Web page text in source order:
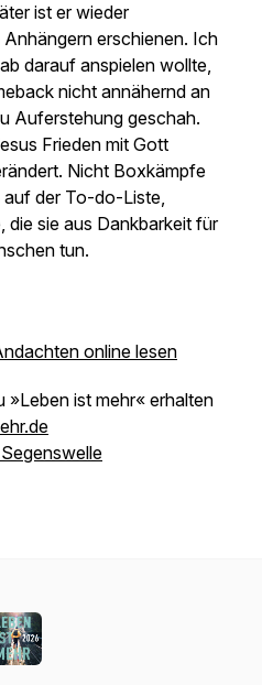
ist er wieder
erschienen. Ich
darauf anspielen wollte,
nicht annähernd an
Auferstehung geschah.
Frieden mit Gott
Nicht Boxkämpfe
der To-do-Liste,
die sie aus Dankbarkeit für
tun.
online lesen
ist mehr« erhalten